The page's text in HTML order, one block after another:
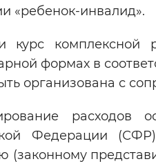
«ребенок-инвалид».
курс комплексной
формах в
организована с
расходов
Федерации
(законному